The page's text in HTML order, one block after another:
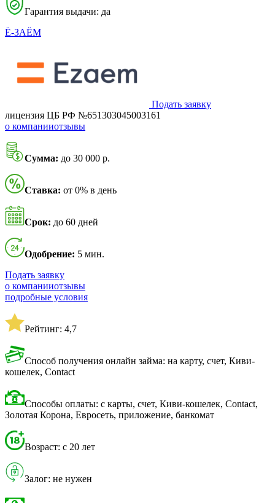
Гарантия выдачи: да
Ё-ЗАЁМ
Подать заявку
лицензия ЦБ РФ №651303045003161
о компанииотзывы
Сумма: до 30 000 р.
Ставка: от 0% в день
Срок: до 60 дней
Одобрение: 5 мин.
Подать заявку
о компанииотзывы
подробные условия
Рейтинг: 4,7
Способ получения онлайн займа: на карту, счет, Киви-
кошелек, Contact
Способы оплаты: с карты, счет, Киви-кошелек, Contact,
Золотая Корона, Евросеть, приложение, банкомат
Возраст: с 20 лет
Залог: не нужен